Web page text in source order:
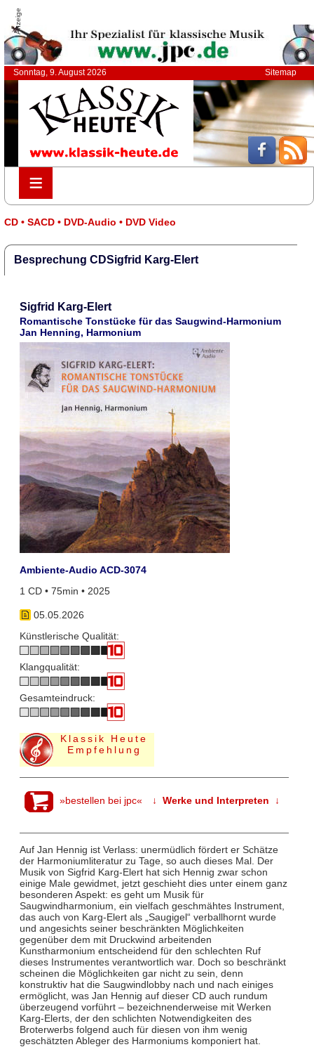
Anzeige
Sonntag, 9. August 2026 Sitemap
≡
≡
CD • SACD • DVD-Audio • DVD Video
Besprechung CDSigfrid Karg-Elert
Sigfrid Karg-Elert
Romantische Tonstücke für das Saugwind-Harmonium
Jan Henning, Harmonium
Ambiente-Audio ACD-3074
1 CD • 75min • 2025
05.05.2026
Künstlerische Qualität:
Klangqualität:
Gesamteindruck:
Klassik Heute
Empfehlung
»bestellen bei jpc« ↓ Werke und Interpreten ↓
Auf Jan Hennig ist Verlass: unermüdlich fördert er Schätze
der Harmoniumliteratur zu Tage, so auch dieses Mal. Der
Musik von Sigfrid Karg-Elert hat sich Hennig zwar schon
einige Male gewidmet, jetzt geschieht dies unter einem ganz
besonderen Aspekt: es geht um Musik für
Saugwindharmonium, ein vielfach geschmähtes Instrument,
das auch von Karg-Elert als „Saugigel“ verballhornt wurde
und angesichts seiner beschränkten Möglichkeiten
gegenüber dem mit Druckwind arbeitenden
Kunstharmonium entscheidend für den schlechten Ruf
dieses Instrumentes verantwortlich war. Doch so beschränkt
scheinen die Möglichkeiten gar nicht zu sein, denn
konstruktiv hat die Saugwindlobby nach und nach einiges
ermöglicht, was Jan Hennig auf dieser CD auch rundum
überzeugend vorführt – bezeichnenderweise mit Werken
Karg-Elerts, der den schlichten Notwendigkeiten des
Broterwerbs folgend auch für diesen von ihm wenig
geschätzten Ableger des Harmoniums komponiert hat.